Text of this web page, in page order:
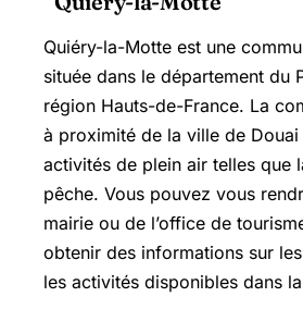
Quiéry-la-Motte est une
située dans le département du
région Hauts-de-France. La
à proximité de la ville de
activités de plein air telles que
pêche. Vous pouvez vous
mairie ou de l’office de
obtenir des informations sur
les activités disponibles dans